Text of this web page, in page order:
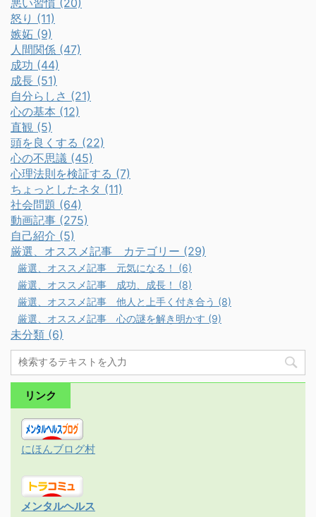
悪い習慣 (20)
怒り (11)
嫉妬 (9)
人間関係 (47)
成功 (44)
成長 (51)
自分らしさ (21)
心の基本 (12)
直観 (5)
頭を良くする (22)
心の不思議 (45)
心理法則を検証する (7)
ちょっとしたネタ (11)
社会問題 (64)
動画記事 (275)
自己紹介 (5)
厳選、オススメ記事 カテゴリー (29)
厳選、オススメ記事 元気になる！ (6)
厳選、オススメ記事 成功、成長！ (8)
厳選、オススメ記事 他人と上手く付き合う (8)
厳選、オススメ記事 心の謎を解き明かす (9)
未分類 (6)
リンク
にほんブログ村
メンタルヘルス